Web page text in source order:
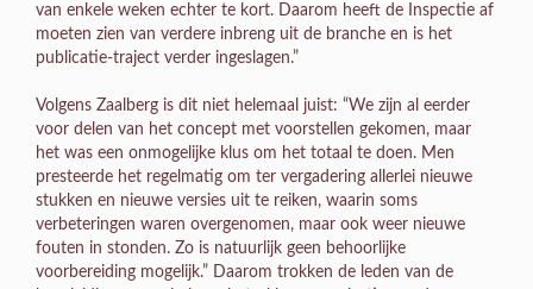
van enkele weken echter te kort. Daarom heeft de Inspectie af
moeten zien van verdere inbreng uit de branche en is het
publicatie-traject verder ingeslagen.”
Volgens Zaalberg is dit niet helemaal juist: “We zijn al eerder
voor delen van het concept met voorstellen gekomen, maar
het was een onmogelijke klus om het totaal te doen. Men
presteerde het regelmatig om ter vergadering allerlei nieuwe
stukken en nieuwe versies uit te reiken, waarin soms
verbeteringen waren overgenomen, maar ook weer nieuwe
fouten in stonden. Zo is natuurlijk geen behoorlijke
voorbereiding mogelijk.” Daarom trokken de leden van de